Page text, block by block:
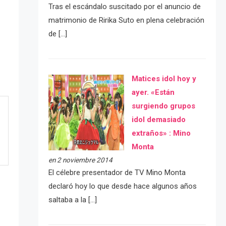
Tras el escándalo suscitado por el anuncio de
matrimonio de Ririka Suto en plena celebración
de […]
Matices idol hoy y
ayer. «Están
surgiendo grupos
idol demasiado
extraños» : Mino
Monta
en 2 noviembre 2014
El célebre presentador de TV Mino Monta
declaró hoy lo que desde hace algunos años
saltaba a la […]